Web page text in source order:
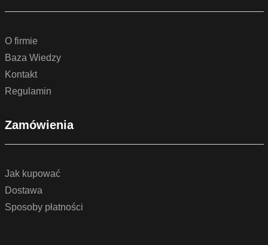
O firmie
Baza Wiedzy
Kontakt
Regulamin
Zamówienia
Jak kupować
Dostawa
Sposoby płatności